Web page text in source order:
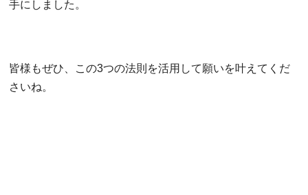
手にしました。
皆様もぜひ、この3つの法則を活用して願いを叶えてくだ
さいね。